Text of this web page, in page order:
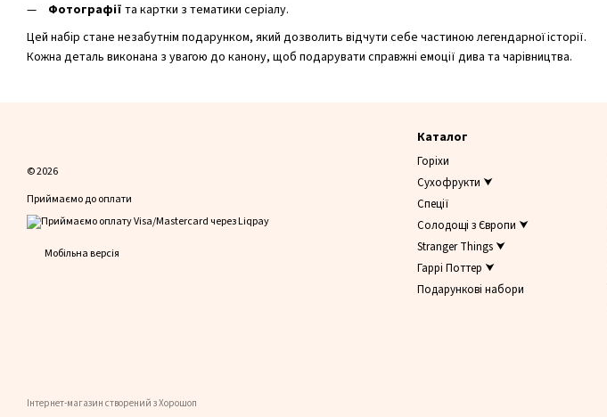
Фотографії та картки з тематики серіалу.
Цей набір стане незабутнім подарунком, який дозволить відчути себе частиною легендарної історії.
Кожна деталь виконана з увагою до канону, щоб подарувати справжні емоції дива та чарівництва.
© 2026
Приймаємо до оплати
Мобільна версія
Інтернет-магазин створений з Хорошоп
Каталог
Горіхи
Сухофрукти ⮟
Спеції
Солодощі з Європи ⮟
Stranger Things ⮟
Гаррі Поттер ⮟
Подарункові набори